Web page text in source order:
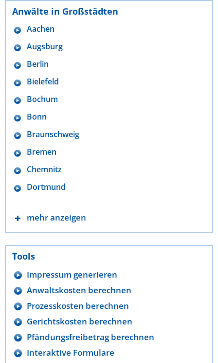
Anwälte in Großstädten
Aachen
Augsburg
Berlin
Bielefeld
Bochum
Bonn
Braunschweig
Bremen
Chemnitz
Dortmund
mehr anzeigen
Tools
Impressum generieren
Anwaltskosten berechnen
Prozesskosten berechnen
Gerichtskosten berechnen
Pfändungsfreibetrag berechnen
Interaktive Formulare